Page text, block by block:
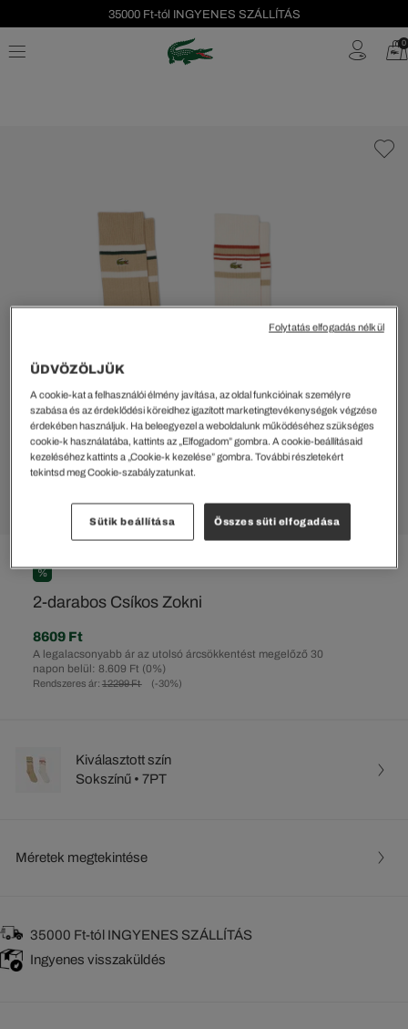
35000 Ft-tól INGYENES SZÁLLÍTÁS
Szezonális leárazás akár -40%! 0
%
2-darabos Csíkos Zokni
Rendszeres ár: 12299 Ft (-30%)
A legalacsonyabb ár az utolsó árcsökkentést megelőző 30
napon belül: 8.609 Ft (0%)
8609 Ft
Kiválasztott szín
Sokszínű • 7PT
Méretek megtekintése
35000 Ft-tól INGYENES SZÁLLÍTÁS
Ingyenes visszaküldés
ÜDVÖZÖLJÜK
A cookie-kat a felhasználói élmény javítása, az oldal funkcióinak személyre
szabása és az érdeklődési köreidhez igazított marketingtevékenységek végzése
érdekében használjuk. Ha beleegyezel a weboldalunk működéséhez szükséges
cookie-k használatába, kattints az „Elfogadom” gombra. A cookie-beállításaid
kezeléséhez kattints a „Cookie-k kezelése” gombra. További részletekért
tekintsd meg Cookie-szabályzatunkat.
Sütik beállítása Összes süti elfogadása
Folytatás elfogadás nélkül